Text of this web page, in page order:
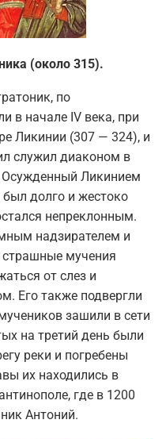
(около 315).
по
в начале IV века, при
Ликинии (307 — 324), и
служил диаконом в
Осужденный Ликинием
долго и жестоко
непреклонным.
надзирателем и
мучения
от слез и
Его также подвергли
зашили в сети
на третий день были
реки и погребены
их находились в
где в 1200
Антоний.